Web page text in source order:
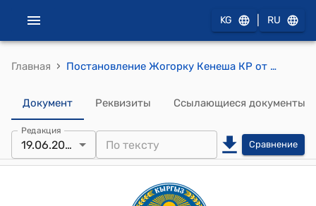
KG RU
Главная › Постановление Жогорку Кенеша КР от 19 июня 2025 года № 3190-VII "Об отчете председателя Счетной палаты Кыргызской Республики о деятельности Счетной палаты Кыргызской Республики за 2024 год"
Документ Реквизиты Ссылающиеся документы
Редакция
19.06.2025 Сравнение